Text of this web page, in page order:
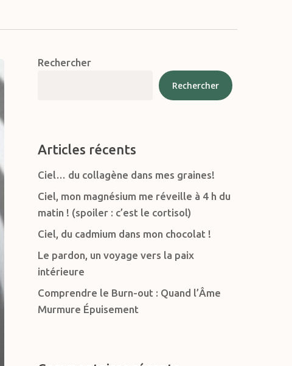
Rechercher
Rechercher
Articles récents
Ciel… du collagène dans mes graines!
Ciel, mon magnésium me réveille à 4 h du
matin ! (spoiler : c’est le cortisol)
Ciel, du cadmium dans mon chocolat !
Le pardon, un voyage vers la paix
intérieure
Comprendre le Burn-out : Quand l’Âme
Murmure Épuisement